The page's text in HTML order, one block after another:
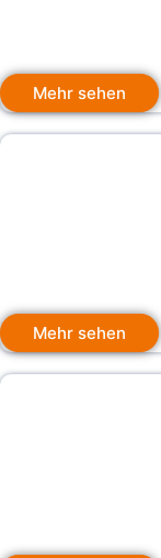
Mehr sehen
Mehr sehen